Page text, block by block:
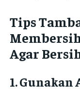
Tips
Agar
1.